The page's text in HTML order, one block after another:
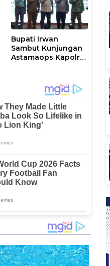
Bupati Irwan
Sambut Kunjungan
Astamaops Kapolri
Luwu Timur